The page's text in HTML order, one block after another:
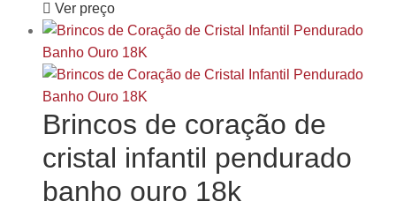
Ver preço
Brincos de coração de
cristal infantil pendurado
banho ouro 18k